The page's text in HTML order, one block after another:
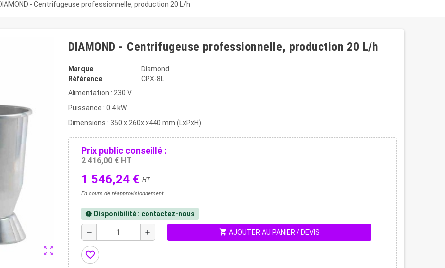
- Centrifugeuse professionnelle, production 20 L/h
zoom_out_map
DIAMOND - Centrifugeuse professionnelle, production 20 L/h
Marque
Diamond
Référence
CPX-8L
Alimentation : 230 V
Puissance : 0.4 kW
Dimensions : 350 x 260x x440 mm (LxPxH)
Prix public conseillé :
2 416,00 € HT
1 546,24 € HT
En cours de réapprovisionnement
new_releases Disponibilité : contactez-nous
remove add shopping_cart AJOUTER AU PANIER / DEVIS
favorite_border